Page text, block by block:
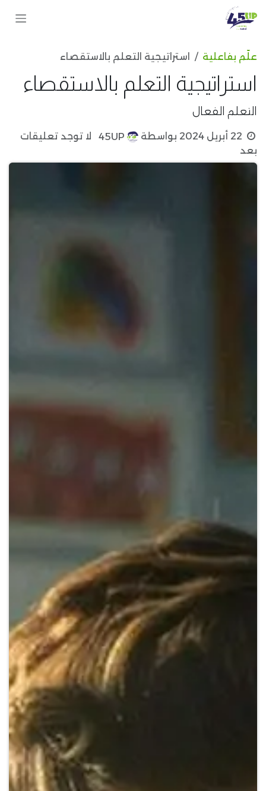
تخطي للذهاب إلى المحتوى
علّم بفاعلية استراتيجية التعلم بالاستقصاء
استراتيجية التعلم بالاستقصاء
التعلم الفعال
22 أبريل 2024 بواسطة 45UP
لا توجد تعليقات
بعد